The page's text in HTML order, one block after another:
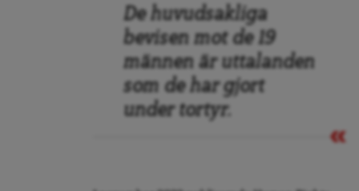
De huvudsakliga
bevisen mot de 19
männen är uttalanden
som de har gjort
under tortyr.